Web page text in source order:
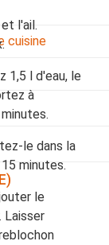
cuisine
l'ail.
1,5 l d'eau, le
à
le dans la
minutes.
le
Laisser